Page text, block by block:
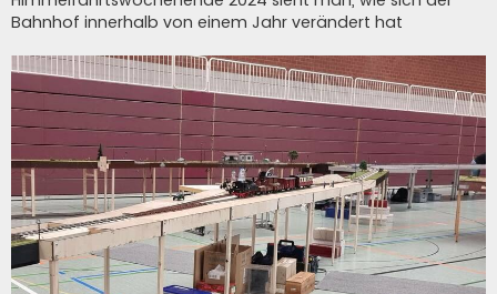
Bahnhof innerhalb von einem Jahr verändert hat